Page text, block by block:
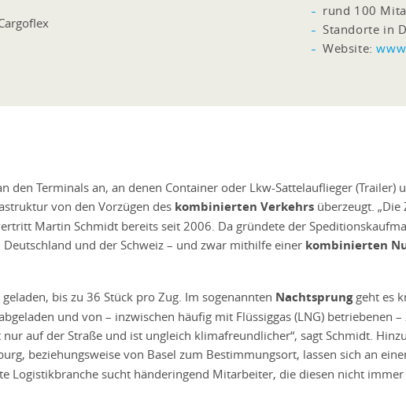
rund 100
Standorte in
Website:
den Terminals an, an denen Container oder Lkw-Sattelauflieger (Trailer)
von den Vorzügen des kombinierten Verkehrs überzeugt.
Martin Schmidt bereits seit 2006. Da gründete der
und der Schweiz – und zwar mithilfe einer kombinierten
bis zu 36 Stück pro Zug. Im sogenannten Nachtsprunggeht es
und von – inzwischen häufig mit Flüssiggas (LNG) betriebenen
auf der Straße und ist ungleich klimafreundlicher“, sagt Schmidt.
beziehungsweise von Basel zum Bestimmungsort, lassen sich an
Logistikbranche sucht händeringend Mitarbeiter, die diesen nicht immer